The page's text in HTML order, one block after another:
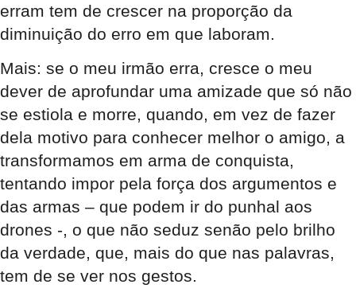
erram tem de crescer na proporção da
diminuição do erro em que laboram.
Mais: se o meu irmão erra, cresce o meu
dever de aprofundar uma amizade que só não
se estiola e morre, quando, em vez de fazer
dela motivo para conhecer melhor o amigo, a
transformamos em arma de conquista,
tentando impor pela força dos argumentos e
das armas – que podem ir do punhal aos
drones -, o que não seduz senão pelo brilho
da verdade, que, mais do que nas palavras,
tem de se ver nos gestos.